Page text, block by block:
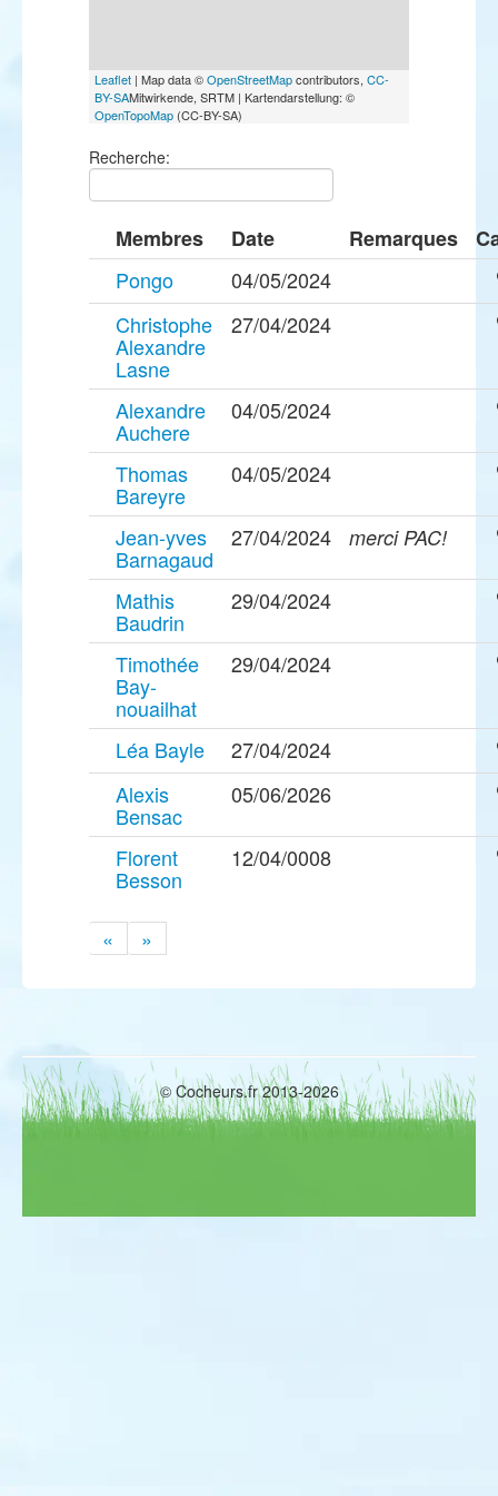
Leaflet | Map data ©OpenStreetMapcontributors, CC-
BY-SAMitwirkende, SRTM | Kartendarstellung: ©
OpenTopoMap (CC-BY-SA)
Recherche:
Membres Date Remarques
Pongo
04/05/2024
Christophe
Alexandre
Lasne
27/04/2024
Alexandre
Auchere
04/05/2024
Thomas
Bareyre
04/05/2024
Jean-yves
Barnagaud
27/04/2024 merci PAC!
Mathis
Baudrin
29/04/2024
Timothée
Bay-
nouailhat
29/04/2024
Léa Bayle
27/04/2024
Alexis
Bensac
05/06/2026
Florent
Besson
12/04/0008
« »
© Cocheurs.fr 2013-2026